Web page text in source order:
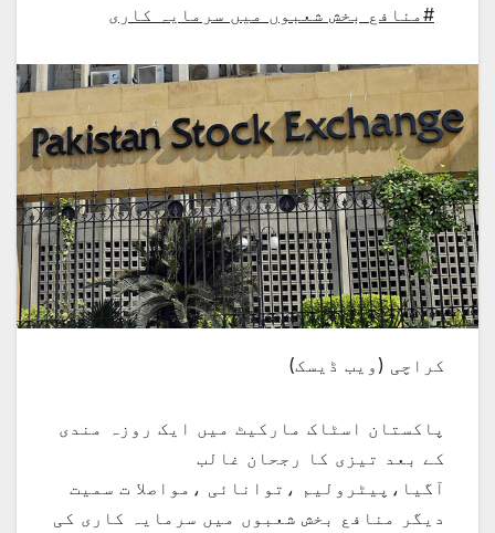
#منافع بخش شعبوں میں سرمایہ کاری
کراچی (ویب ڈیسک)
پاکستان اسٹاک مارکیٹ میں ایک روزہ مندی
کے بعد تیزی کا رجحان غالب
آگیا،پیٹرولیم ،توانائی ،مواصلا ت سمیت
دیگر منافع بخش شعبوں میں سرمایہ کاری کی